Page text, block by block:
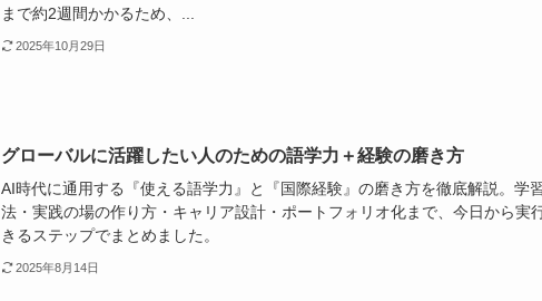
まで約2週間かかるため、...
2025年10月29日
グローバルに活躍したい人のための語学力＋経験の磨き方
AI時代に通用する『使える語学力』と『国際経験』の磨き方を徹底解説。学
法・実践の場の作り方・キャリア設計・ポートフォリオ化まで、今日から実
きるステップでまとめました。
2025年8月14日